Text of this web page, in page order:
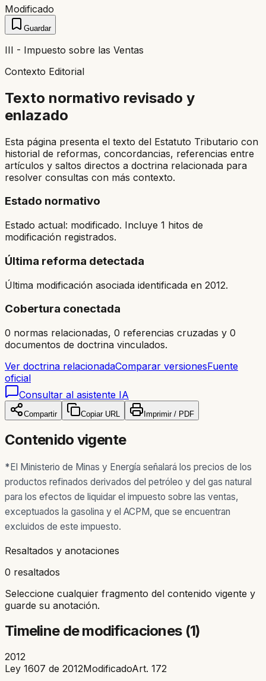
Modificado
Guardar
III - Impuesto sobre las Ventas
Contexto Editorial
Texto normativo revisado y
enlazado
Esta página presenta el texto del Estatuto Tributario con
historial de reformas, concordancias, referencias entre
artículos y saltos directos a doctrina relacionada para
resolver consultas con más contexto.
Estado normativo
Estado actual: modificado. Incluye 1 hitos de
modificación registrados.
Última reforma detectada
Última modificación asociada identificada en 2012.
Cobertura conectada
0 normas relacionadas, 0 referencias cruzadas y 0
documentos de doctrina vinculados.
Ver doctrina relacionadaComparar versionesFuente
oficial
Consultar al asistente IA
Compartir Copiar URL Imprimir / PDF
Contenido vigente
*El Ministerio de Minas y Energía señalará los precios de los
productos refinados derivados del petróleo y del gas natural
para los efectos de liquidar el impuesto sobre las ventas,
exceptuados la gasolina y el ACPM, que se encuentran
excluidos de este impuesto.
Resaltados y anotaciones
0 resaltados
Seleccione cualquier fragmento del contenido vigente y
guarde su anotación.
Timeline de modificaciones (1)
2012
Ley 1607 de 2012ModificadoArt. 172